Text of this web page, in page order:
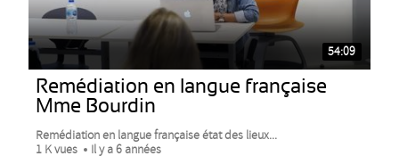
54:09
Remédiation en langue française
Mme Bourdin
Remédiation en langue française état des lieux...
1 K vues
Il y a 6 années